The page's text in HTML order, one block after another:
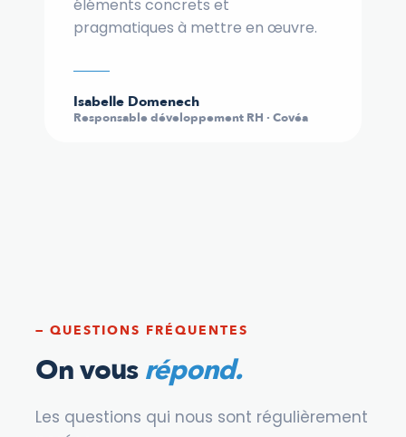
éléments concrets et
pragmatiques à mettre en œuvre.
Isabelle Domenech
Responsable développement RH · Covéa
— QUESTIONS FRÉQUENTES
On vousrépond.
Les questions qui nous sont régulièrement